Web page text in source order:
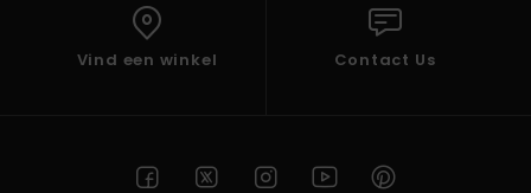
Vind een winkel Contact Us